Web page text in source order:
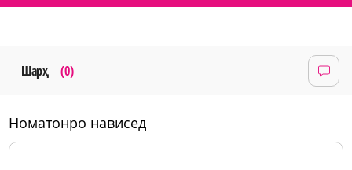
Шарҳ (0)
номатонро нависед